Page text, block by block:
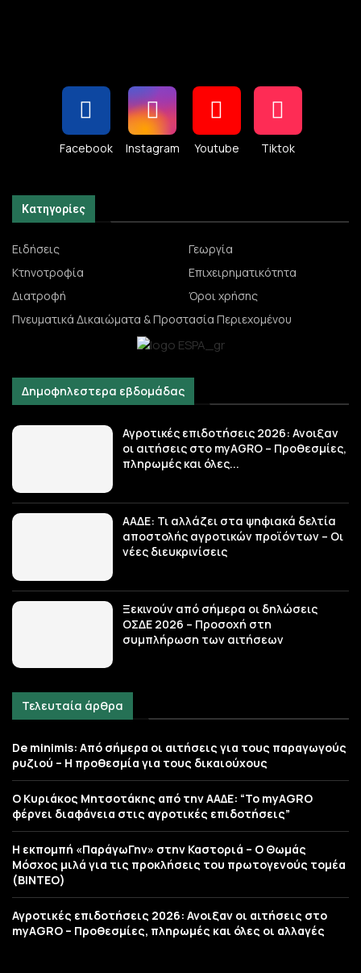
Facebook Instagram Youtube Tiktok
Κατηγορίες
Ειδήσεις
Γεωργία
Κτηνοτροφία
Επιχειρηματικότητα
Διατροφή
Όροι χρήσης
Πνευματικά Δικαιώματα & Προστασία Περιεχομένου
Δημοφηλεστερα εβδομάδας
Αγροτικές επιδοτήσεις 2026: Ανοιξαν
οι αιτήσεις στο myAGRO – Προθεσμίες,
πληρωμές και όλες...
ΑΑΔΕ: Τι αλλάζει στα ψηφιακά δελτία
αποστολής αγροτικών προϊόντων – Οι
νέες διευκρινίσεις
Ξεκινούν από σήμερα οι δηλώσεις
ΟΣΔΕ 2026 – Προσοχή στη
συμπλήρωση των αιτήσεων
Τελευταία άρθρα
De minimis: Από σήμερα οι αιτήσεις για τους παραγωγούς
ρυζιού – Η προθεσμία για τους δικαιούχους
Ο Κυριάκος Μητσοτάκης από την ΑΑΔΕ: “Το myAGRO
φέρνει διαφάνεια στις αγροτικές επιδοτήσεις”
Η εκπομπή «ΠαράγωΓην» στην Καστοριά – Ο Θωμάς
Μόσχος μιλά για τις προκλήσεις του πρωτογενούς τομέα
(ΒΙΝΤΕΟ)
Αγροτικές επιδοτήσεις 2026: Ανοιξαν οι αιτήσεις στο
myAGRO – Προθεσμίες, πληρωμές και όλες οι αλλαγές